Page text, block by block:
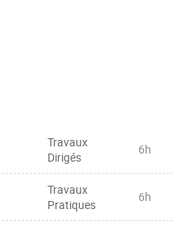
Travaux
Dirigés
6h
Travaux
Pratiques
6h